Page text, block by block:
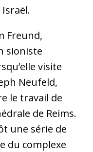
Freund,
sioniste
visite
Neufeld,
le travail de
de Reims.
une série de
du complexe